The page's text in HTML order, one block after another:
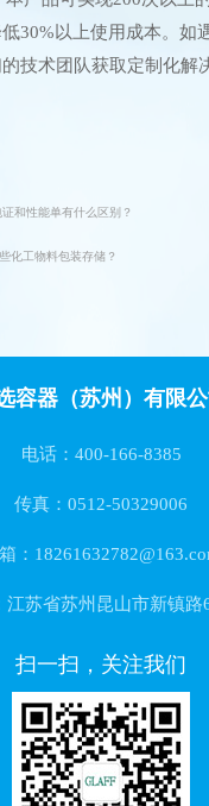
30%以上使用成本。如
技术团队获取定制化解
和性能单有什么区别？
化工物料包装存储？
容器（苏州）有限公
电话：400-166-8385
传真：0512-50329006
：
江苏省苏州昆山市新镇路
扫一扫，关注我们